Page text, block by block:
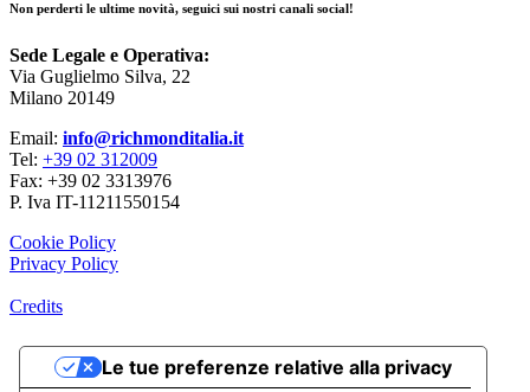
Non perderti le ultime novità, seguici sui nostri canali social!
Sede Legale e Operativa:
Via Guglielmo Silva, 22
Milano 20149
Email: info@richmonditalia.it
Tel: +39 02 312009
Fax: +39 02 3313976
P. Iva IT-11211550154
Cookie Policy
Privacy Policy
Credits
Le tue preferenze relative alla privacy